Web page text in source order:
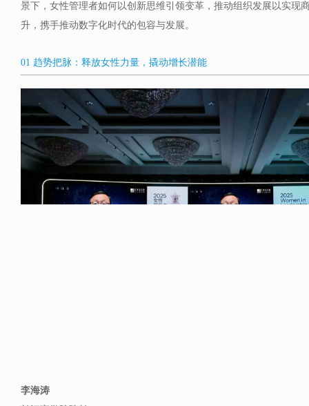
景下，女性管理者如何以创新思维引领变革，推动组织发展以实现
升，携手推动数字化时代的包容与发展。
01 趋势把脉：释放女性力量，撬动增长潜能
李海涛